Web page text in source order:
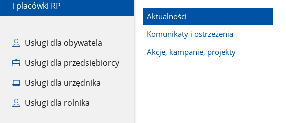
i placówki RP
Usługi dla obywatela
Usługi dla przedsiębiorcy
Usługi dla urzędnika
Usługi dla rolnika
Aktualności
Komunikaty i ostrzeżenia
Akcje, kampanie, projekty